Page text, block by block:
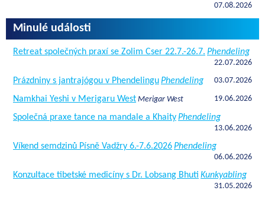
07.08.2026
Minulé události
Retreat společných praxí se Zolim Cser 22.7.-26.7. Phendeling
22.07.2026
Prázdniny s jantrajógou v PhendelinguPhendeling 03.07.2026
Namkhai Yeshi v Merigaru West Merigar West 19.06.2026
Společná praxe tance na mandale a KhaityPhendeling
13.06.2026
Víkend semdzinů Písně Vadžry 6.-7.6.2026Phendeling
06.06.2026
Konzultace tibetské medicíny s Dr. Lobsang Bhuti Kunkyabling
31.05.2026